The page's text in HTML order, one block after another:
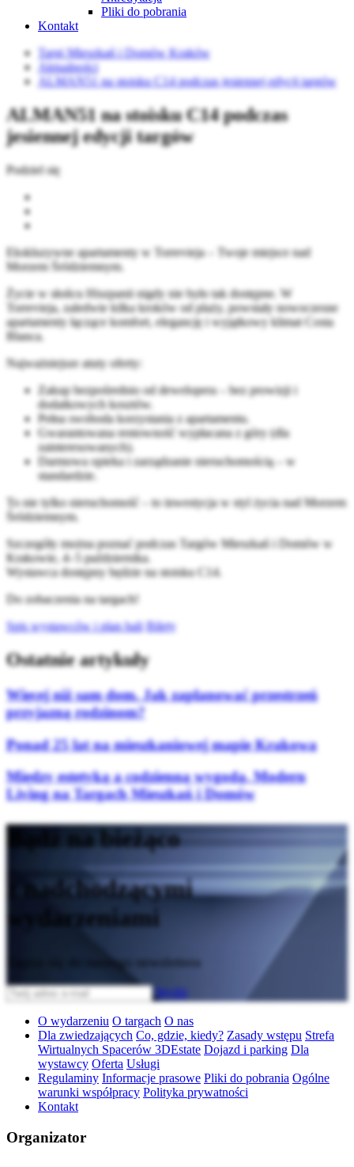
Pliki do pobrania
Kontakt
Targi Mieszkań i Domów Kraków
Aktualności
ALMAN51 na stoisku C14 podczas jesiennej edycji targów
ALMAN51 na stoisku C14 podczas
jesiennej edycji targów
Podziel się
Ekskluzywne apartamenty w Torrevieja – Twoje miejsce nad
Morzem Śródziemnym.
Życie w słońcu Hiszpanii nigdy nie było tak dostępne. W
Torrevieja, zaledwie kilka kroków od plaży, powstały nowoczesne
apartamenty łączące komfort, elegancję i wyjątkowy klimat Costa
Blanca.
Najważniejsze atuty oferty:
Zakup bezpośrednio od dewelopera – bez prowizji i
dodatkowych kosztów.
Pełna swoboda korzystania z apartamentu.
Gwarantowana rentowność wypłacana z góry (dla
zainteresowanych).
Darmowa opieka i zarządzanie nieruchomością – w
standardzie.
To nie tylko nieruchomość – to inwestycja w styl życia nad Morzem
Śródziemnym.
Szczegóły można poznać podczas Targów Mieszkań i Domów w
Krakowie, 4–5 października.
Wystawca dostępny będzie na stoisku C14.
Do zobaczenia na targach!
Spis wystawców i plan hali Bilety
Ostatnie artykuły
Więcej niż sam dom. Jak zaplanować przestrzeń
przyjazną rodzinom?
Ponad 25 lat na mieszkaniowej mapie Krakowa
Między estetyką a codzienną wygodą. Modern
Living na Targach Mieszkań i Domów
Bądź na bieżąco
z nadchodzącymi
wydarzeniami
Zapisz się do naszego newslettera
Wyślij
O wydarzeniu O targach O nas
Dla zwiedzających Co, gdzie, kiedy? Zasady wstępu Strefa
Wirtualnych Spacerów 3DEstate Dojazd i parking Dla
wystawcy Oferta Usługi
Regulaminy Informacje prasowe Pliki do pobrania Ogólne
warunki współpracy Polityka prywatności
Kontakt
Organizator